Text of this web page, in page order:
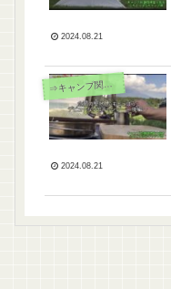
2024.08.21
⇒
キャンプ関連記事
2024.08.21